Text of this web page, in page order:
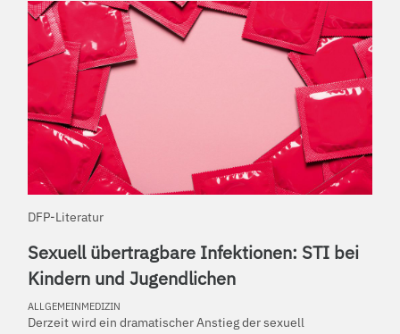
DFP-Literatur
Sexuell übertragbare Infektionen: STI bei
Kindern und Jugendlichen
ALLGEMEINMEDIZIN
Derzeit wird ein dramatischer Anstieg der sexuell